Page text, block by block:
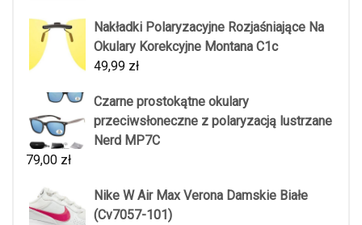
Nakładki Polaryzacyjne Rozjaśniające Na
Okulary Korekcyjne Montana C1c
49,99 zł
Czarne prostokątne okulary
przeciwsłoneczne z polaryzacją lustrzane
Nerd MP7C
79,00 zł
Nike W Air Max Verona Damskie Białe
(Cv7057-101)